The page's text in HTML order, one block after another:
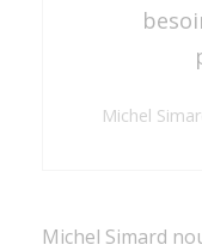
Michel
Michel Simard